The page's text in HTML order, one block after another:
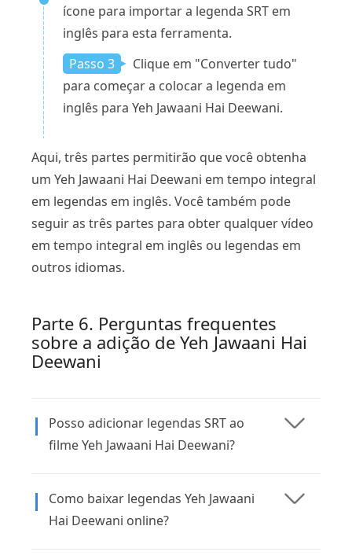
ícone para importar a legenda SRT em
inglês para esta ferramenta.
Passo 3
Clique em "Converter tudo"
para começar a colocar a legenda em
inglês para Yeh Jawaani Hai Deewani.
Aqui, três partes permitirão que você obtenha
um Yeh Jawaani Hai Deewani em tempo integral
em legendas em inglês. Você também pode
seguir as três partes para obter qualquer vídeo
em tempo integral em inglês ou legendas em
outros idiomas.
Parte 6. Perguntas frequentes
sobre a adição de Yeh Jawaani Hai
Deewani
Posso adicionar legendas SRT ao
filme Yeh Jawaani Hai Deewani?
Como baixar legendas Yeh Jawaani
Hai Deewani online?